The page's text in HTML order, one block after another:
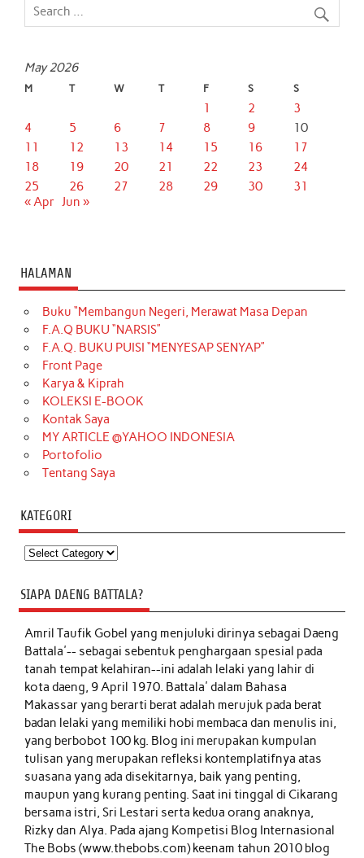
o
r
May 2026
M T W T F S S
1 2
3
4
5 6 7 8 9
10
11
12 13 14 15 16
17
18
19 20 21 22 23
24
25
26 27 28 29 30
31
« Apr Jun »
HALAMAN
Buku “Membangun Negeri, Merawat Masa Depan
F.A.Q BUKU “NARSIS”
F.A.Q. BUKU PUISI “MENYESAP SENYAP”
Front Page
Karya & Kiprah
KOLEKSI E-BOOK
Kontak Saya
MY ARTICLE @YAHOO INDONESIA
Portofolio
Tentang Saya
KATEGORI
Kategori
SIAPA DAENG BATTALA?
Amril Taufik Gobelyang menjuluki dirinya sebagai Daeng
Battala'-- sebagai sebentuk penghargaan spesial pada
tanah tempat kelahiran--ini adalah lelaki yang lahir di
kota daeng, 9 April 1970. Battala' dalam Bahasa
Makassar yang berarti berat adalah merujuk pada berat
badan lelaki yang memiliki hobi membaca dan menulis ini,
yang berbobot 100 kg. Blog ini merupakan kumpulan
tulisan yang merupakan refleksi kontemplatifnya atas
suasana yang ada disekitarnya, baik yang penting,
maupun yang kurang penting. Saat ini tinggal di Cikarang
bersama istri, Sri Lestari serta kedua orang anaknya,
Rizky dan Alya. Pada ajang Kompetisi Blog Internasional
The Bobs (www.thebobs.com) keenam tahun 2010 blog